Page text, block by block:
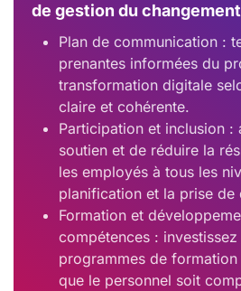
de gestion du
Plan de communication :
prenantes informées du
transformation digitale
claire et cohérente.
Participation et inclusion
soutien et de réduire la
les employés à tous les
planification et la prise de
Formation et
compétences :
programmes de
que le personnel soit